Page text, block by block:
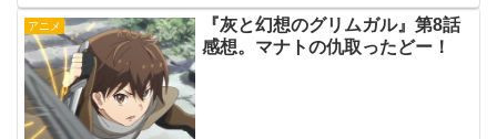
アニメ
『灰と幻想のグリムガル』第8話
感想。マナトの仇取ったどー！